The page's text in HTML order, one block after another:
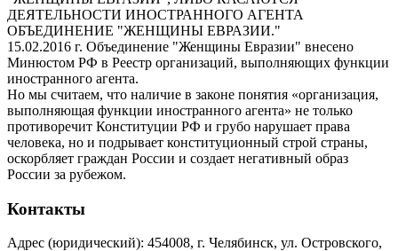
ДЕЯТЕЛЬНОСТИ ИНОСТРАННОГО АГЕНТА
ОБЪЕДИНЕНИЕ "ЖЕНЩИНЫ ЕВРАЗИИ."
15.02.2016 г. Объединение "Женщины Евразии" внесено
Минюстом РФ в Реестр организаций, выполняющих функции
иностранного агента.
Но мы считаем, что наличие в законе понятия «организация,
выполняющая функции иностранного агента» не только
противоречит Конституции РФ и грубо нарушает права
человека, но и подрывает конституционный строй страны,
оскорбляет граждан России и создает негативный образ
России за рубежом.
Контакты
Адрес (юридический): 454008, г. Челябинск, ул. Островского,